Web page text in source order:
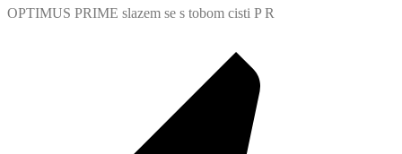
OPTIMUS PRIME slazem se s tobom cisti P R